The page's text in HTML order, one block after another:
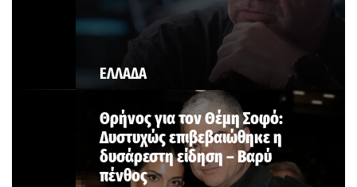
ΕΛΛΑΔΑ
Θρήνος για τον Θέμη Σοφό:
Δυστυχώς επιβεβαιώθηκε η
δυσάρεστη είδηση – Βαρύ
πένθος